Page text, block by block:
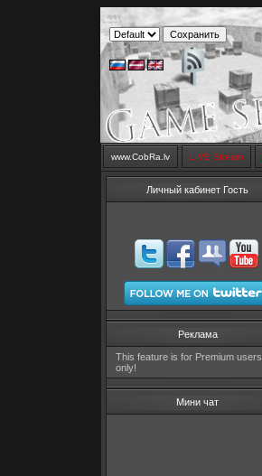
www.CobRa.lv LIVE Stream
Личный кабинет Гость
Реклама
This feature is for Premium users
only!
Мини чат